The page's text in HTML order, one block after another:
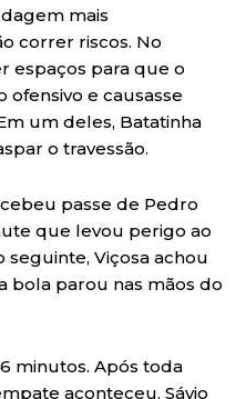
mais
correr riscos. No
espaços para que o
ofensivo e causasse
um deles, Batatinha
o travessão.
passe de Pedro
que levou perigo ao
Viçosa achou
bola parou nas mãos do
minutos. Após toda
aconteceu. Sávio